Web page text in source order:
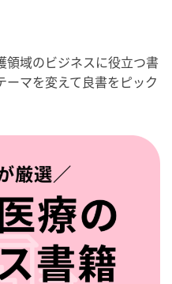
域のビジネスに役立つ書
マを変えて良書をピック